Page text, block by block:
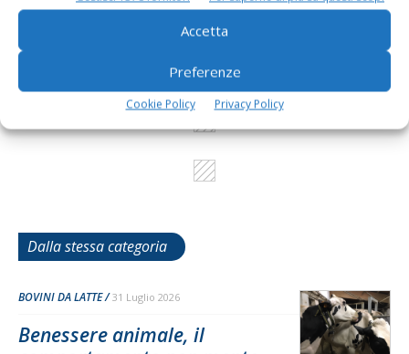
Accetta
Preferenze
Cookie Policy Privacy Policy
Cerca adesso
Dalla stessa categoria
BOVINI DA LATTE 31 Luglio 2026
Benessere animale, il